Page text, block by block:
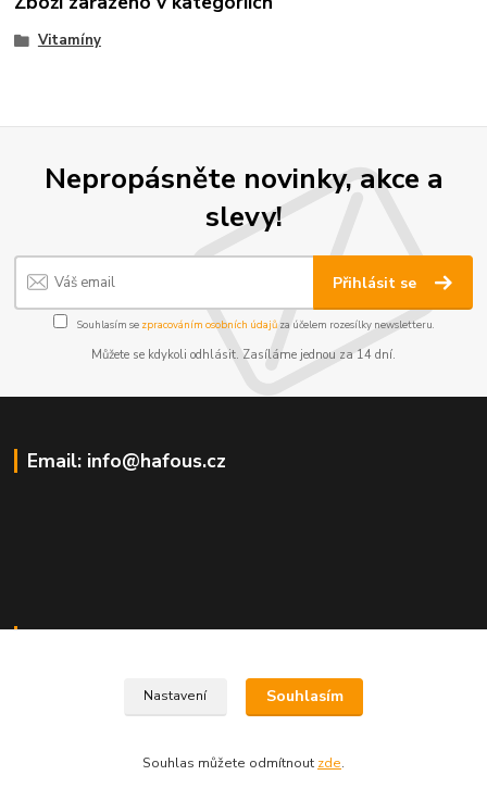
Vitamíny
Nepropásněte novinky, akce a
slevy!
Přihlásit se
Souhlasím se zpracováním osobních údajůza účelem rozesílky newsletteru.
Můžete se kdykoli odhlásit. Zasíláme jednou za 14 dní.
Email: info@hafous.cz
Napište nám
Nastavení Souhlasím
Souhlas můžete odmítnout zde.